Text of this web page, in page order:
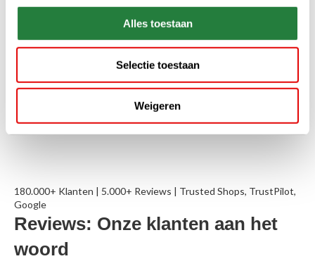
Alles toestaan
Selectie toestaan
Weigeren
Start chat
180.000+ Klanten | 5.000+ Reviews | Trusted Shops, TrustPilot,
Google
Reviews: Onze klanten aan het
woord